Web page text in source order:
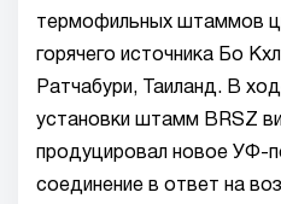
термофильных штаммов
горячего источника Бо
Ратчабури, Таиланд. В
установки штамм BRSZ
продуцировал новое УФ-
соединение в ответ на